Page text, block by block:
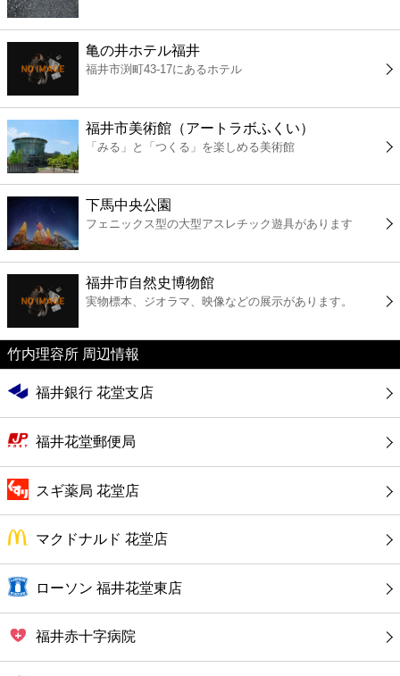
スーパー
エンタメ
レジャー
書店
ファミレス
ファーストフード
カフェ
ショッピング
銀行
公共
病院
亀の井ホテル福井
福井市渕町43-17にあるホテル
福井市美術館（アートラボふくい）
「みる」と「つくる」を楽しめる美術館
下馬中央公園
フェニックス型の大型アスレチック遊具があります
福井市自然史博物館
実物標本、ジオラマ、映像などの展示があります。
竹内理容所 周辺情報
福井銀行 花堂支店
福井花堂郵便局
スギ薬局 花堂店
マクドナルド 花堂店
ローソン 福井花堂東店
福井赤十字病院